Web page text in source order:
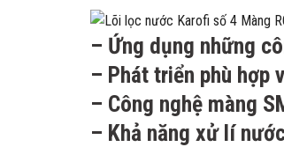
– Ứng dụng những
– Phát triển phù hợp
– Công nghệ màng
– Khả năng xử lí